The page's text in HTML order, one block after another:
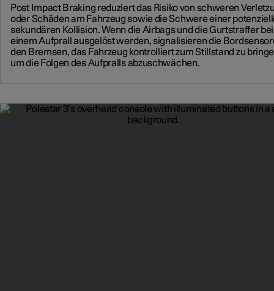
Post Impact Braking reduziert das Risiko von schweren
oder Schäden am Fahrzeug sowie die Schwere einer
sekundären Kollision. Wenn die Airbags und die Gurtstraffer bei
einem Aufprall ausgelöst werden, signalisieren die
den Bremsen, das Fahrzeug kontrolliert zum Stillstand zu
um die Folgen des Aufpralls abzuschwächen.